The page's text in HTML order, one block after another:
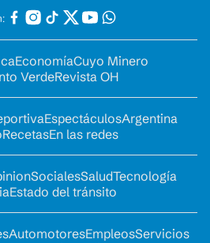
EconomíaCuyo Minero
VerdeRevista OH
EspectáculosArgentina
RecetasEn las redes
SocialesSaludTecnología
Estado del tránsito
AutomotoresEmpleosServicios